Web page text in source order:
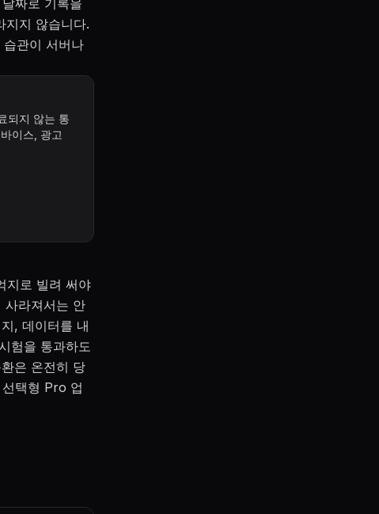
지지 않습니다.
관이 서버나
되지 않는 통
이스, 광고
지로 빌려 써야
사라져서는 안
, 데이터를 내
험을 통과하도
은 온전히 당
택형 Pro 업